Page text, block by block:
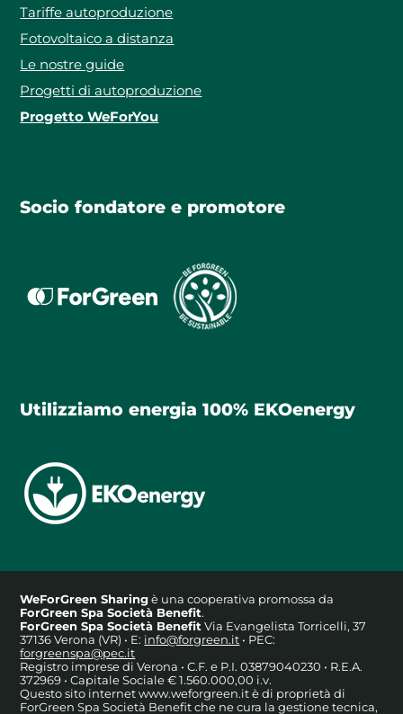
Tariffe autoproduzione
Fotovoltaico a distanza
Le nostre guide
Progetti di autoproduzione
Progetto WeForYou
Socio fondatore e promotore
Utilizziamo energia 100% EKOenergy
WeForGreen Sharingè una cooperativa promossa da
ForGreen Spa Società Benefit.
ForGreen Spa Società Benefit Via Evangelista Torricelli, 37
37136 Verona (VR) • E: info@forgreen.it • PEC:
forgreenspa@pec.it
Registro imprese di Verona • C.F. e P.I. 03879040230 • R.E.A.
372969 • Capitale Sociale € 1.560.000,00 i.v.
Questo sito internet www.weforgreen.it è di proprietà di
ForGreen Spa Società Benefit che ne cura la gestione tecnica,